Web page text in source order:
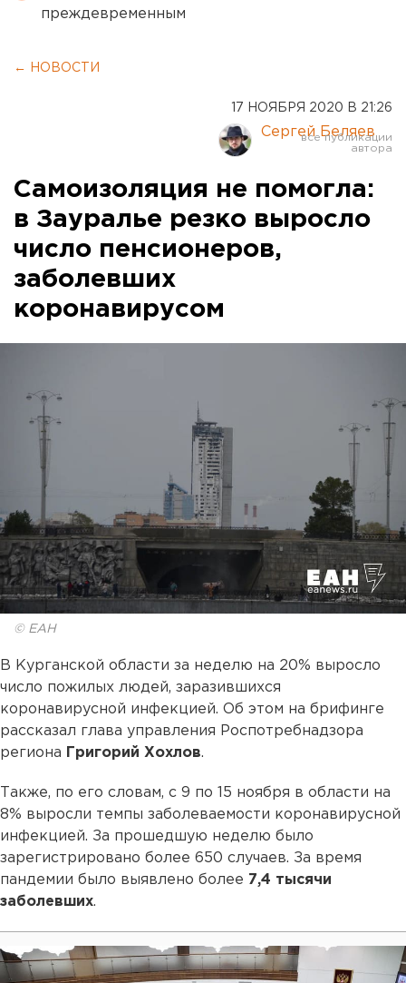
преждевременным
← НОВОСТИ
17 НОЯБРЯ 2020 В 21:26
Сергей Беляев
Самоизоляция не помогла:
в Зауралье резко выросло
число пенсионеров,
заболевших
коронавирусом
© ЕАН
В Курганской области за неделю на 20% выросло
число пожилых людей, заразившихся
коронавирусной инфекцией. Об этом на брифинге
рассказал глава управления Роспотребнадзора
региона
Григорий Хохлов.
Также, по его словам, с 9 по 15 ноября в области на
8% выросли темпы заболеваемости коронавирусной
инфекцией. За прошедшую неделю было
зарегистрировано более 650 случаев. За время
пандемии было выявлено более 7,4 тысячи
заболевших.